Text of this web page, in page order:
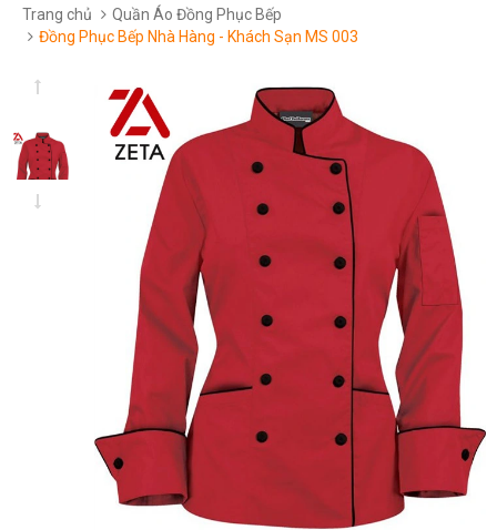
Trang chủ
Quần Áo Đồng Phục Bếp
Đồng Phục Bếp Nhà Hàng - Khách Sạn MS 003